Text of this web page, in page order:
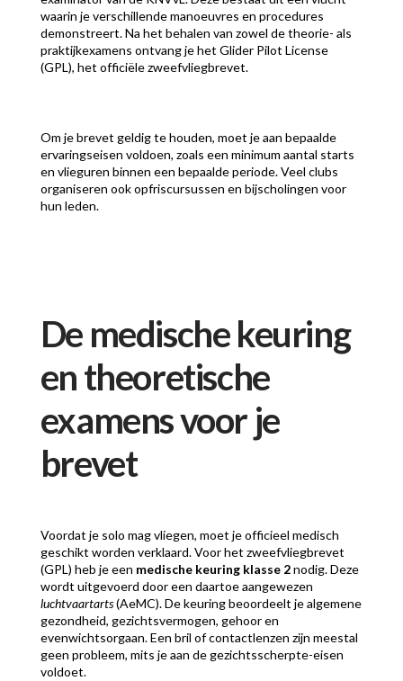
waarin je verschillende manoeuvres en procedures
demonstreert. Na het behalen van zowel de theorie- als
praktijkexamens ontvang je het Glider Pilot License
(GPL), het officiële zweefvliegbrevet.
Om je brevet geldig te houden, moet je aan bepaalde
ervaringseisen voldoen, zoals een minimum aantal starts
en vlieguren binnen een bepaalde periode. Veel clubs
organiseren ook opfriscursussen en bijscholingen voor
hun leden.
De medische keuring
en theoretische
examens voor je
brevet
Voordat je solo mag vliegen, moet je officieel medisch
geschikt worden verklaard. Voor het zweefvliegbrevet
(GPL) heb je een medische keuring klasse 2nodig. Deze
wordt uitgevoerd door een daartoe aangewezen
luchtvaartarts(AeMC). De keuring beoordeelt je algemene
gezondheid, gezichtsvermogen, gehoor en
evenwichtsorgaan. Een bril of contactlenzen zijn meestal
geen probleem, mits je aan de gezichtsscherpte-eisen
voldoet.